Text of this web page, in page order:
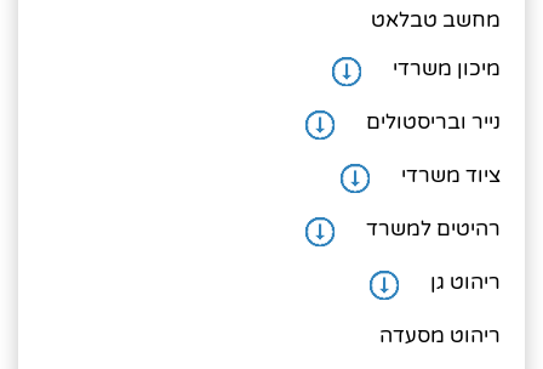
מחשב טבלאט
מיכון משרדי
נייר ובריסטולים
ציוד משרדי
רהיטים למשרד
ריהוט גן
ריהוט מסעדה